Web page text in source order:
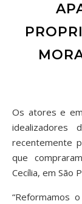
Os atores e empresários Maritta Cury e Renato Scarpin,
idealizadores
recentemente
que
Cecília, em São
“Reformamos